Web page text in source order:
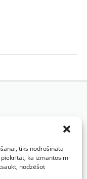
tiks nodrošināta
ka izmantosim
nodzēšot